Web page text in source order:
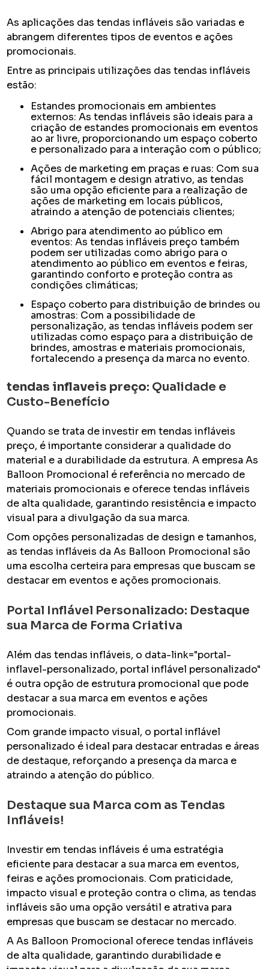
As aplicações das tendas infláveis são variadas e
abrangem diferentes tipos de eventos e ações
promocionais.
Entre as principais utilizações das tendas infláveis
estão:
Estandes promocionais em ambientes
externos: As tendas infláveis são ideais para a
criação de estandes promocionais em eventos
ao ar livre, proporcionando um espaço coberto
e personalizado para a interação com o público;
Ações de marketing em praças e ruas: Com sua
fácil montagem e design atrativo, as tendas
são uma opção eficiente para a realização de
ações de marketing em locais públicos,
atraindo a atenção de potenciais clientes;
Abrigo para atendimento ao público em
eventos: As tendas infláveis preço também
podem ser utilizadas como abrigo para o
atendimento ao público em eventos e feiras,
garantindo conforto e proteção contra as
condições climáticas;
Espaço coberto para distribuição de brindes ou
amostras: Com a possibilidade de
personalização, as tendas infláveis podem ser
utilizadas como espaço para a distribuição de
brindes, amostras e materiais promocionais,
fortalecendo a presença da marca no evento.
tendas inflaveis preço: Qualidade e
Custo-Benefício
Quando se trata de investir em tendas infláveis
preço, é importante considerar a qualidade do
material e a durabilidade da estrutura. A empresa As
Balloon Promocional é referência no mercado de
materiais promocionais e oferece tendas infláveis
de alta qualidade, garantindo resistência e impacto
visual para a divulgação da sua marca.
Com opções personalizadas de design e tamanhos,
as tendas infláveis da As Balloon Promocional são
uma escolha certeira para empresas que buscam se
destacar em eventos e ações promocionais.
Portal Inflável Personalizado: Destaque
sua Marca de Forma Criativa
Além das tendas infláveis, o data-link="portal-
inflavel-personalizado, portal inflável personalizado"
é outra opção de estrutura promocional que pode
destacar a sua marca em eventos e ações
promocionais.
Com grande impacto visual, o portal inflável
personalizado é ideal para destacar entradas e áreas
de destaque, reforçando a presença da marca e
atraindo a atenção do público.
Destaque sua Marca com as Tendas
Infláveis!
Investir em tendas infláveis é uma estratégia
eficiente para destacar a sua marca em eventos,
feiras e ações promocionais. Com praticidade,
impacto visual e proteção contra o clima, as tendas
infláveis são uma opção versátil e atrativa para
empresas que buscam se destacar no mercado.
A As Balloon Promocional oferece tendas infláveis
de alta qualidade, garantindo durabilidade e